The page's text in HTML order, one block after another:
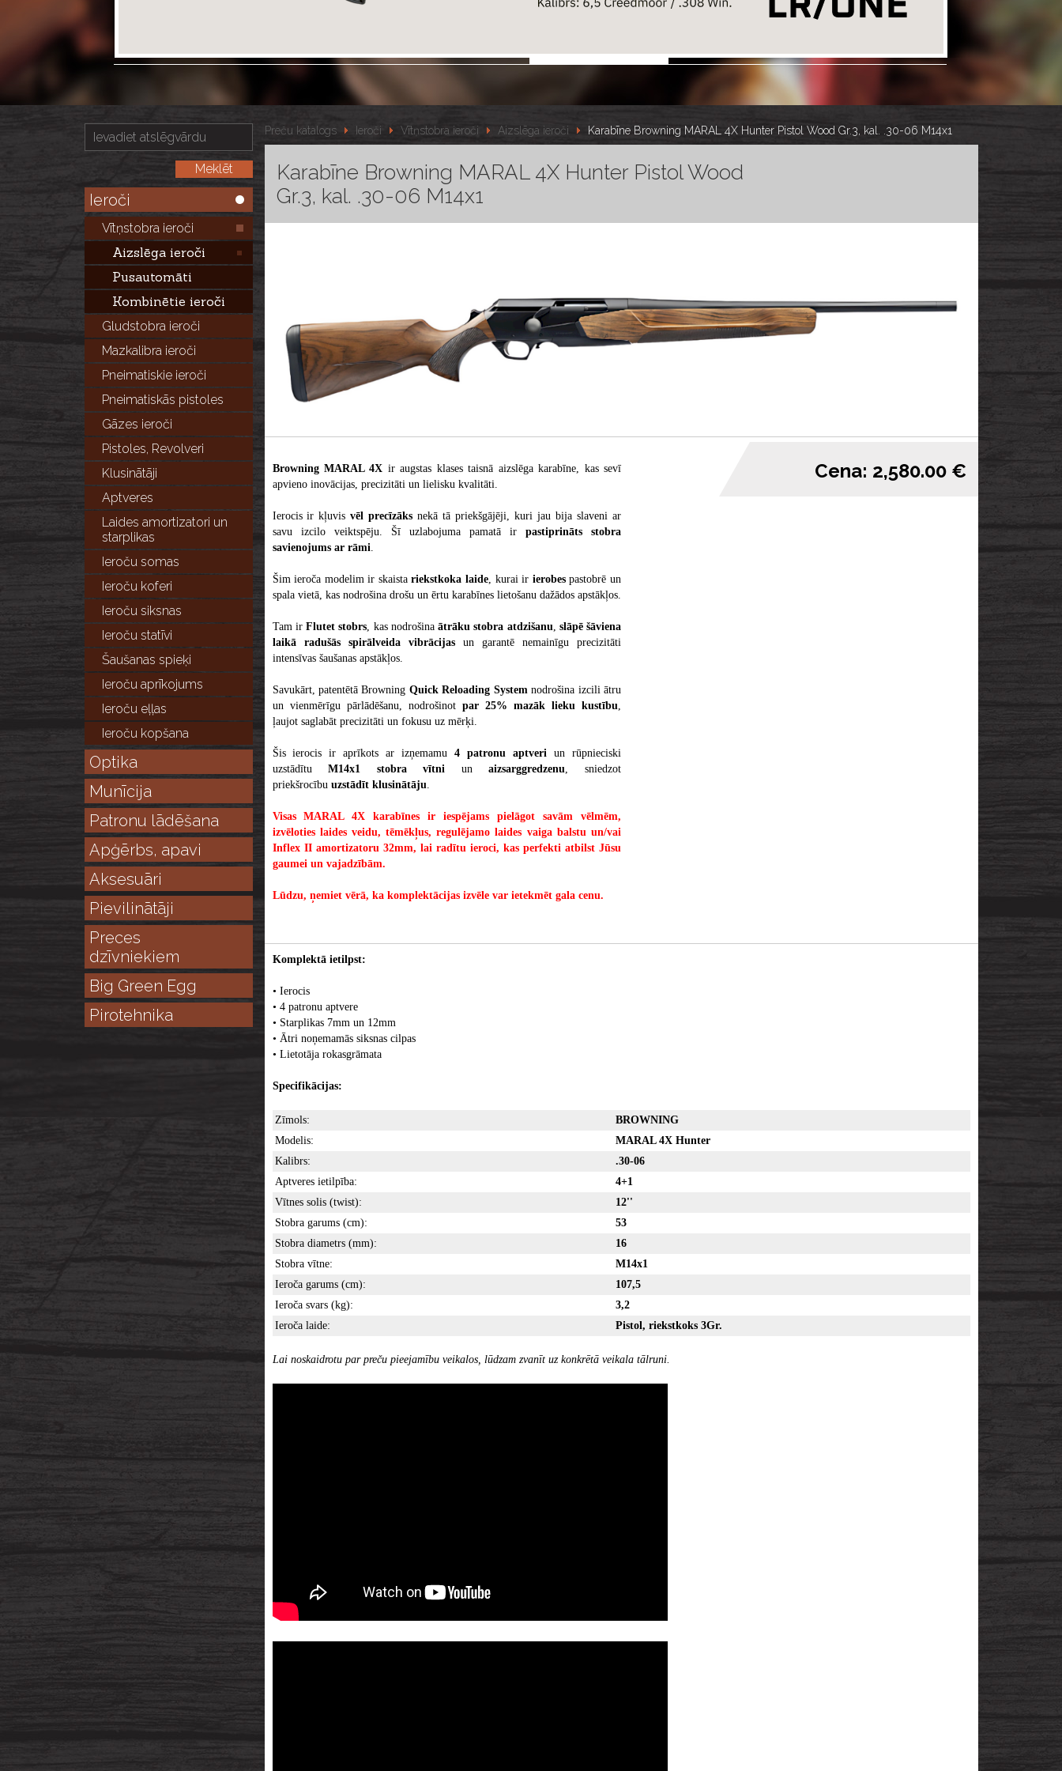
Ieroči
Vītņstobra ieroči
Aizslēga ieroči
Pusautomāti
Kombinētie ieroči
Gludstobra ieroči
Mazkalibra ieroči
Pneimatiskie ieroči
Pneimatiskās pistoles
Gāzes ieroči
Pistoles, Revolveri
Klusinātāji
Aptveres
Laides amortizatori un
starplikas
Ieroču somas
Ieroču koferi
Ieroču siksnas
Ieroču statīvi
Šaušanas spieķi
Ieroču aprīkojums
Ieroču eļļas
Ieroču kopšana
Optika
Munīcija
Patronu lādēšana
Apģērbs, apavi
Aksesuāri
Pievilinātāji
Preces
dzīvniekiem
Big Green Egg
Pirotehnika
Preču katalogs Ieroči Vītņstobra ieroči Aizslēga ieroči Karabīne Browning MARAL 4X Hunter Pistol Wood Gr.3, kal. .30-06 M14x1
Karabīne Browning MARAL 4X Hunter Pistol Wood
Gr.3, kal. .30-06 M14x1
Browning MARAL 4X ir augstas klases taisnā aizslēga karabīne, kas sevī
apvieno inovācijas, precizitāti un lielisku kvalitāti.
Ierocis ir kļuvisvēl precīzāks nekā tā priekšgājēji, kuri jau bija slaveni ar
savu izcilo veiktspēju. Šī uzlabojuma pamatā ir pastiprināts stobra
savienojums ar rāmi.
Šim ieroča modelim ir skaistariekstkoka laide, kurai ir ierobespastobrē un
spala vietā, kas nodrošina drošu un ērtu karabīnes lietošanu dažādos apstākļos.
Tam ir Flutet stobrs, kas nodrošina ātrāku stobra atdzišanu, slāpē šāviena
laikā radušās spirālveida vibrācijasun garantē nemainīgu precizitāti
intensīvas šaušanas apstākļos.
Savukārt, patentētā Browning Quick Reloading Systemnodrošina izcili ātru
un vienmērīgu pārlādēšanu, nodrošinot par 25% mazāk lieku kustību,
ļaujot saglabāt precizitāti un fokusu uz mērķi.
Šis ierocis ir aprīkots ar izņemamu4 patronu aptveriun rūpnieciski
uzstādītuM14x1 stobra vītni unaizsarggredzenu, sniedzot
priekšrocību uzstādīt klusinātāju.
Visas MARAL 4X karabīnes ir iespējams pielāgot savām vēlmēm,
izvēloties laides veidu, tēmēkļus, regulējamo laides vaiga balstu un/vai
Inflex II amortizatoru 32mm, lai radītu ieroci, kas perfekti atbilst Jūsu
gaumei un vajadzībām.
Lūdzu, ņemiet vērā, ka komplektācijas izvēle var ietekmēt gala cenu.
Cena: 2,580.00 €
Komplektā ietilpst:
• Ierocis
• 4 patronu aptvere
• Starplikas 7mm un 12mm
• Ātri noņemamās siksnas cilpas
• Lietotāja rokasgrāmata
Specifikācijas:
Zīmols:
BROWNING
Modelis:
MARAL 4X Hunter
Kalibrs:
.30-06
Aptveres ietilpība:
4+1
Vītnes solis (twist):
12''
Stobra garums (cm):
53
Stobra diametrs (mm):
16
Stobra vītne:
M14x1
Ieroča garums (cm):
107,5
Ieroča svars (kg):
3,2
Ieroča laide:
Pistol, riekstkoks 3Gr.
Lai noskaidrotu par preču pieejamību veikalos, lūdzam zvanīt uz konkrētā veikala tālruni.